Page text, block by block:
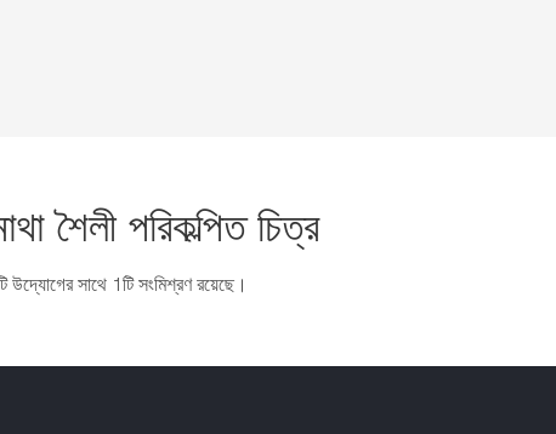
শৈলী পরিকল্পিত চিত্র
উদ্যোগের সাথে 1টি সংমিশ্রণ রয়েছে।